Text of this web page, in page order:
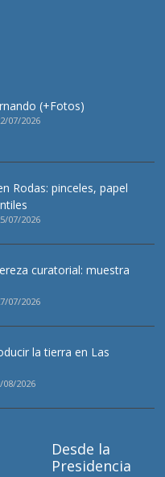
(+Fotos)
07/2026
Rodas: pinceles, papel
07/2026
curatorial: muestra
07/2026
la tierra en Las
2026
Desde la
Presidencia